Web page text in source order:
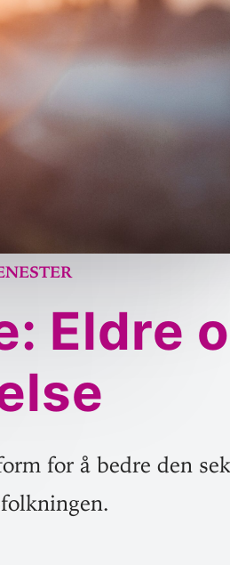
Eldre
for å bedre den